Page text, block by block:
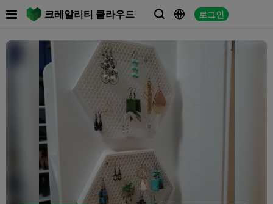
크레알리티 클라우드   로그인
 